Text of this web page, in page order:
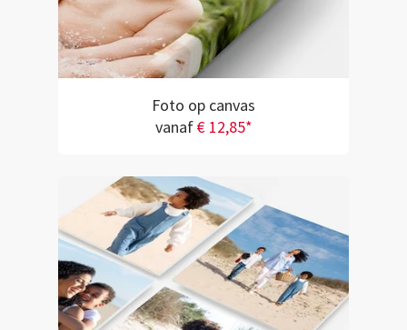
Foto op canvas
vanaf€ 12,85*